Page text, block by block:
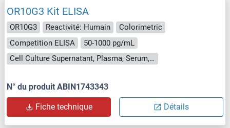
OR10G3 Kit ELISA
OR10G3 Reactivité: Humain
Colorimetric
Competition ELISA
50-1000 pg/mL
Cell Culture Supernatant, Plasma, Serum, Tissue Homogenate
N° du produit ABIN1743343
Fiche technique Détails